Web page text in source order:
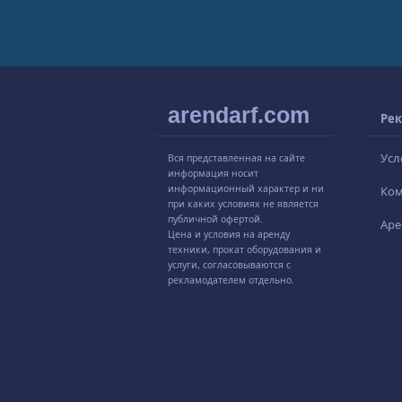
arendarf.com
Вся представленная на сайте
информация носит
информационный характер и ни
при каких условиях не является
публичной офертой.
Цена и условия на аренду
техники, прокат оборудования и
услуги, согласовываются с
рекламодателем отдельно.